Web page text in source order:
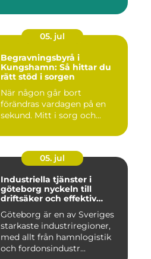
05. jul
Begravningsbyrå i
Kungshamn: Så hittar du
rätt stöd i sorgen
När någon går bort
förändras vardagen på en
sekund. Mitt i sorg och...
05. jul
Industriella tjänster i
göteborg nyckeln till
driftsäker och effektiv
Göteborg är en av Sveriges
starkaste industriregioner,
med allt från hamnlogistik
och fordonsindustr...